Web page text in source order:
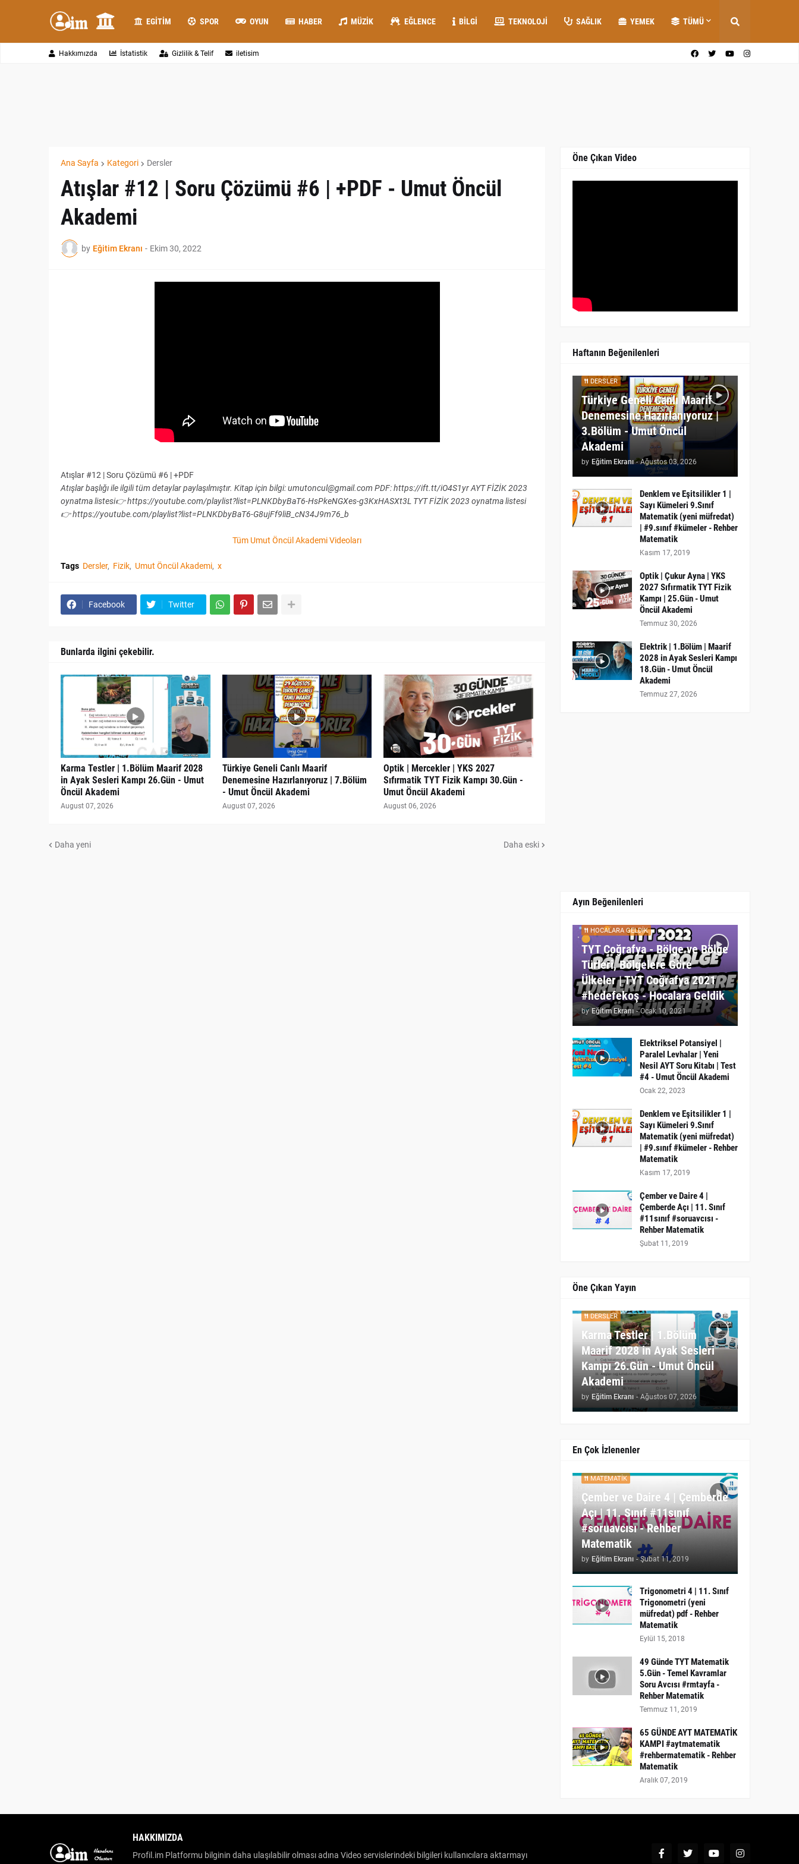
EGITIM SPOR OYUN HABER MÜZIK EĞLENCE BILGI TEKNOLOJI SAĞLIK YEMEK TÜMÜ
Hakkımızda İstatistik Gizlilik & Telif iletisim
Ana Sayfa Kategori Dersler
Atışlar #12 | Soru Çözümü #6 | +PDF - Umut Öncül
Akademi
by Eğitim Ekranı - Ekim 30, 2022
Atışlar #12 | Soru Çözümü #6 | +PDF
Atışlar başlığı ile ilgili tüm detaylar paylaşılmıştır. Kitap için bilgi: umutoncul@gmail.com PDF: https://ift.tt/iO4S1yr AYT FİZİK 2023
oynatma listesi👉 https://youtube.com/playlist?list=PLNKDbyBaT6-HsPkeNGXes-g3KxHASXt3L TYT FİZİK 2023 oynatma listesi
👉 https://youtube.com/playlist?list=PLNKDbyBaT6-G8ujFf9liB_cN34J9m76_b
Tüm Umut Öncül Akademi Videoları
Tags Dersler Fizik Umut Öncül Akademi x
Facebook Twitter
Bunlarda ilgini çekebilir.
Karma Testler | 1.Bölüm Maarif 2028
in Ayak Sesleri Kampı 26.Gün - Umut
Öncül Akademi
August 07, 2026
Türkiye Geneli Canlı Maarif
Denemesine Hazırlanıyoruz | 7.Bölüm
- Umut Öncül Akademi
August 07, 2026
Optik | Mercekler | YKS 2027
Sıfırmatik TYT Fizik Kampı 30.Gün -
Umut Öncül Akademi
August 06, 2026
Daha yeni Daha eski
Öne Çıkan Video
Haftanın Beğenilenleri
DERSLER
Türkiye Geneli Canlı Maarif
Denemesine Hazırlanıyoruz |
3.Bölüm - Umut Öncül
Akademi
by Eğitim Ekranı - Ağustos 03, 2026
Denklem ve Eşitsilikler 1 |
Sayı Kümeleri 9.Sınıf
Matematik (yeni müfredat)
| #9.sınıf #kümeler - Rehber
Matematik
Kasım 17, 2019
Optik | Çukur Ayna | YKS
2027 Sıfırmatik TYT Fizik
Kampı | 25.Gün - Umut
Öncül Akademi
Temmuz 30, 2026
Elektrik | 1.Bölüm | Maarif
2028 in Ayak Sesleri Kampı
18.Gün - Umut Öncül
Akademi
Temmuz 27, 2026
Ayın Beğenilenleri
HOCALARA GELDIK
TYT Coğrafya - Bölge ve Bölge
Türleri, Bölgelere Göre
Ülkeler | TYT Coğrafya 2021
#hedefekoş - Hocalara Geldik
by Eğitim Ekranı - Ocak 10, 2021
Elektriksel Potansiyel |
Paralel Levhalar | Yeni
Nesil AYT Soru Kitabı | Test
#4 - Umut Öncül Akademi
Ocak 22, 2023
Denklem ve Eşitsilikler 1 |
Sayı Kümeleri 9.Sınıf
Matematik (yeni müfredat)
| #9.sınıf #kümeler - Rehber
Matematik
Kasım 17, 2019
Çember ve Daire 4 |
Çemberde Açı | 11. Sınıf
#11sınıf #soruavcısı -
Rehber Matematik
Şubat 11, 2019
Öne Çıkan Yayın
DERSLER
Karma Testler | 1.Bölüm
Maarif 2028 in Ayak Sesleri
Kampı 26.Gün - Umut Öncül
Akademi
by Eğitim Ekranı - Ağustos 07, 2026
En Çok İzlenenler
MATEMATIK
Çember ve Daire 4 | Çemberde
Açı | 11. Sınıf #11sınıf
#soruavcısı - Rehber
Matematik
by Eğitim Ekranı - Şubat 11, 2019
Trigonometri 4 | 11. Sınıf
Trigonometri (yeni
müfredat) pdf - Rehber
Matematik
Eylül 15, 2018
49 Günde TYT Matematik
5.Gün - Temel Kavramlar
Soru Avcısı #rmtayfa -
Rehber Matematik
Temmuz 11, 2019
65 GÜNDE AYT MATEMATİK
KAMPI #aytmatematik
#rehbermatematik - Rehber
Matematik
Aralık 07, 2019
HAKKIMIZDA
Profil.im Platformu bilginin daha ulaşılabilir olması adına Video servislerindeki bilgileri kullanıcılara aktarmayı